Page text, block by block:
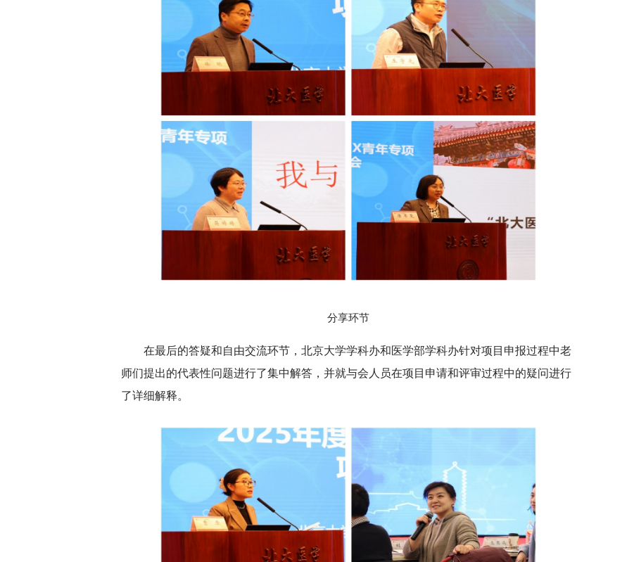
分享环节
在最后的答疑和自由交流环节，北京大学学科办和医学部学科办针对项目申报过程中老
师们提出的代表性问题进行了集中解答，并就与会人员在项目申请和评审过程中的疑问进行
了详细解释。